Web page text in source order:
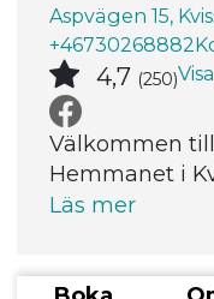
Aspvägen 15,
+46730268882
4,7 (250)
Välkommen
Hemmanet i
Läs mer